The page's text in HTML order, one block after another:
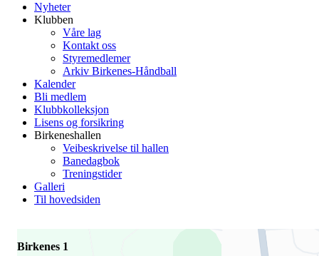
Nyheter
Klubben
Våre lag
Kontakt oss
Styremedlemer
Arkiv Birkenes-Håndball
Kalender
Bli medlem
Klubbkolleksjon
Lisens og forsikring
Birkeneshallen
Veibeskrivelse til hallen
Banedagbok
Treningstider
Galleri
Til hovedsiden
Birkenes 1